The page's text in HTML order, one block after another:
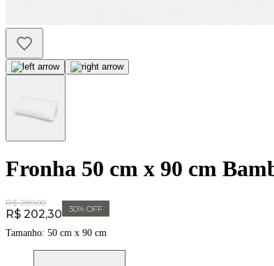
Fronha 50 cm x 90 cm
Original Price:
R$ 289,00
Price:
R$ 202,30 30% OFF
Tamanho: 50 cm x 90 cm